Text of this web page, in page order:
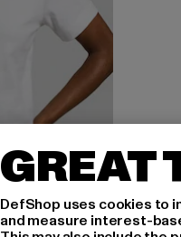
GREAT
DefShop uses cookies to
and measure interest-